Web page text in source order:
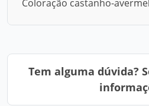
Coloração castanho-
Tem alguma dúvida?